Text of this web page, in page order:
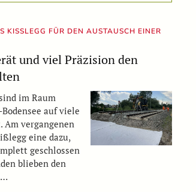
KISSLEGG FÜR DEN AUSTAUSCH EINER W
und viel Präzision den
im Raum
auf viele
vergangenen
eine dazu,
geschlossen
blieben den